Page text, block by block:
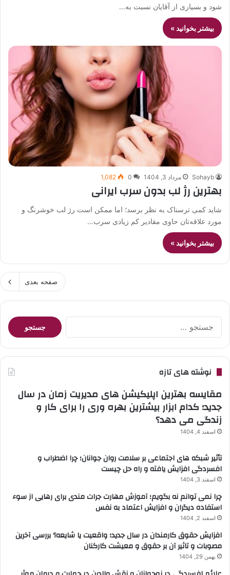
شود و بسیاری از آقایان نسبت به…
بیشتر بخوانید »
Sohayb مرداد 3, 1404 0
1,082
بهترین رژ لب بدون سرب ایرانی
شاید کمی ترسناک به نظر برسد؛ اما ممکن است رژ لب خوشرنگ و
مورد علاقه‌تان حاوی مقادیر کم زیادی سرب…
بیشتر بخوانید »
صفحه بعدی
جستجو
برای:
نوشته های تازه
مقایسه بهترین اپلیکیشن های مدیریت زمان در سال
جدید؛ کدام ابزار بیشترین بهره وری را برای کار و
زندگی می دهد؟
اسفند 4, 1404
تأثیر شبکه های اجتماعی بر سلامت روان جوانان؛ چرا اضطراب و
افسردگی افزایش یافته و راه حل چیست
اسفند 3, 1404
چرا نمی توانم نه بگویم؛ آموزش مهارت جرات مندی برای رهایی از سوء
استفاده دیگران و افزایش اعتماد به نفس
اسفند 2, 1404
افزایش حقوق کارمندان در سال جدید؛ واقعیت یا شایعه؟ بررسی آخرین
مصوبات و تاثیر آن بر حقوق و معیشت کارکنان
بهمن 29, 1404